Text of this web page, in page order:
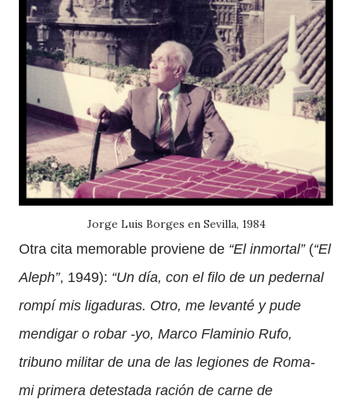
Jorge Luis Borges en Sevilla, 1984
Otra cita memorable proviene de “El inmortal”(“El
Aleph”, 1949): “Un día, con el filo de un pedernal
rompí mis ligaduras. Otro, me levanté y pude
mendigar o robar -yo, Marco Flaminio Rufo,
tribuno militar de una de las legiones de Roma-
mi primera detestada ración de carne de